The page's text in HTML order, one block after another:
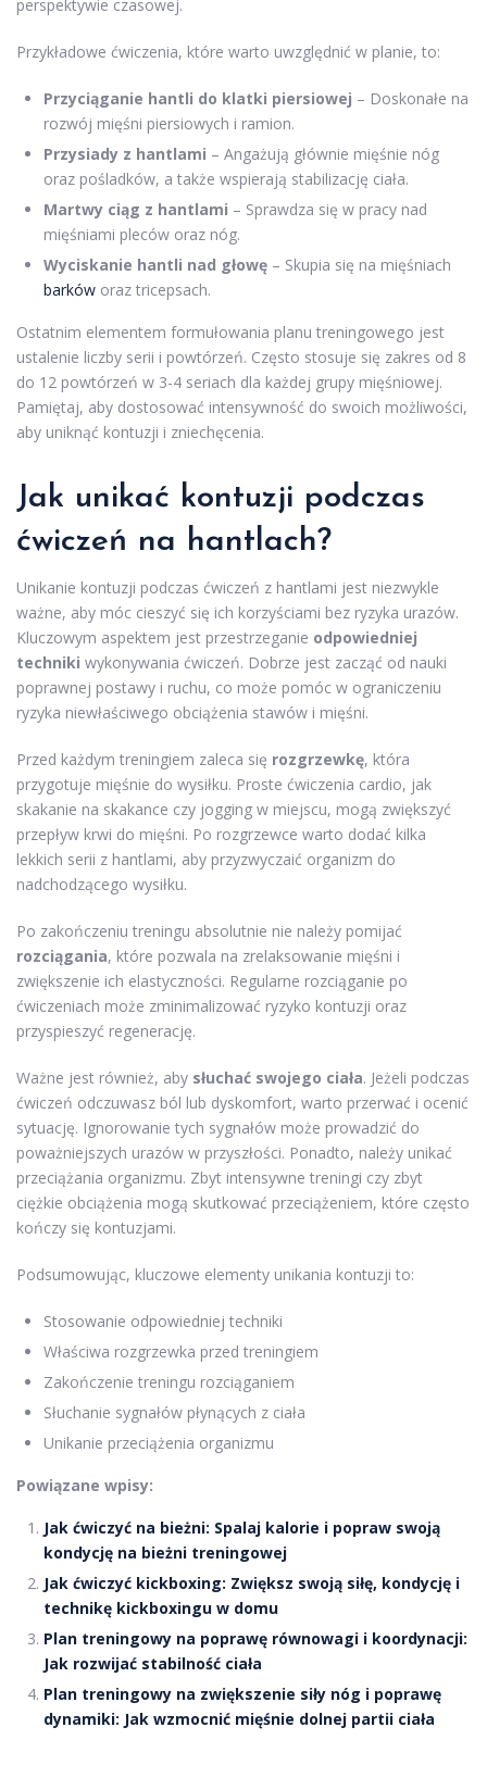
perspektywie czasowej.
Przykładowe ćwiczenia, które warto uwzględnić w planie, to:
Przyciąganie hantli do klatki piersiowej – Doskonałe na
rozwój mięśni piersiowych i ramion.
Przysiady z hantlami – Angażują głównie mięśnie nóg
oraz pośladków, a także wspierają stabilizację ciała.
Martwy ciąg z hantlami – Sprawdza się w pracy nad
mięśniami pleców oraz nóg.
Wyciskanie hantli nad głowę – Skupia się na mięśniach
barków oraz tricepsach.
Ostatnim elementem formułowania planu treningowego jest
ustalenie liczby serii i powtórzeń. Często stosuje się zakres od 8
do 12 powtórzeń w 3-4 seriach dla każdej grupy mięśniowej.
Pamiętaj, aby dostosować intensywność do swoich możliwości,
aby uniknąć kontuzji i zniechęcenia.
Jak unikać kontuzji podczas
ćwiczeń na hantlach?
Unikanie kontuzji podczas ćwiczeń z hantlami jest niezwykle
ważne, aby móc cieszyć się ich korzyściami bez ryzyka urazów.
Kluczowym aspektem jest przestrzeganie odpowiedniej
techniki wykonywania ćwiczeń. Dobrze jest zacząć od nauki
poprawnej postawy i ruchu, co może pomóc w ograniczeniu
ryzyka niewłaściwego obciążenia stawów i mięśni.
Przed każdym treningiem zaleca się rozgrzewkę, która
przygotuje mięśnie do wysiłku. Proste ćwiczenia cardio, jak
skakanie na skakance czy jogging w miejscu, mogą zwiększyć
przepływ krwi do mięśni. Po rozgrzewce warto dodać kilka
lekkich serii z hantlami, aby przyzwyczaić organizm do
nadchodzącego wysiłku.
Po zakończeniu treningu absolutnie nie należy pomijać
rozciągania, które pozwala na zrelaksowanie mięśni i
zwiększenie ich elastyczności. Regularne rozciąganie po
ćwiczeniach może zminimalizować ryzyko kontuzji oraz
przyspieszyć regenerację.
Ważne jest również, aby słuchać swojego ciała. Jeżeli podczas
ćwiczeń odczuwasz ból lub dyskomfort, warto przerwać i ocenić
sytuację. Ignorowanie tych sygnałów może prowadzić do
poważniejszych urazów w przyszłości. Ponadto, należy unikać
przeciążania organizmu. Zbyt intensywne treningi czy zbyt
ciężkie obciążenia mogą skutkować przeciążeniem, które często
kończy się kontuzjami.
Podsumowując, kluczowe elementy unikania kontuzji to:
Stosowanie odpowiedniej techniki
Właściwa rozgrzewka przed treningiem
Zakończenie treningu rozciąganiem
Słuchanie sygnałów płynących z ciała
Unikanie przeciążenia organizmu
Powiązane wpisy:
Jak ćwiczyć na bieżni: Spalaj kalorie i popraw swoją
kondycję na bieżni treningowej
Jak ćwiczyć kickboxing: Zwiększ swoją siłę, kondycję i
technikę kickboxingu w domu
Plan treningowy na poprawę równowagi i koordynacji:
Jak rozwijać stabilność ciała
Plan treningowy na zwiększenie siły nóg i poprawę
dynamiki: Jak wzmocnić mięśnie dolnej partii ciała